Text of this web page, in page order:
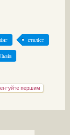
стиліст
першим